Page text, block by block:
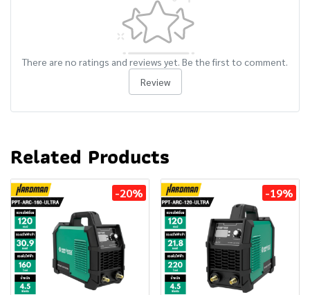
There are no ratings and reviews yet. Be the first to comment.
Review
Related Products
-20% -19%